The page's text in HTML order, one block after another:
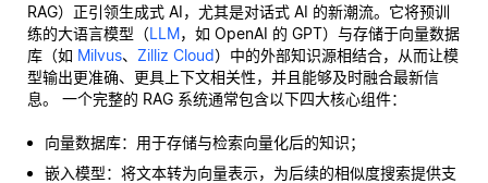
RAG）正引领生成式 AI，尤其是对话式 AI 的新潮流。它将预训
练的大语言模型（LLM，如 OpenAI 的 GPT）与存储于向量数据
库（如 Milvus、 Zilliz Cloud）中的外部知识源相结合，从而让模
型输出更准确、更具上下文相关性，并且能够及时融合最新信
息。 一个完整的 RAG 系统通常包含以下四大核心组件：
向量数据库：用于存储与检索向量化后的知识；
嵌入模型：将文本转为向量表示，为后续的相似度搜索提供支